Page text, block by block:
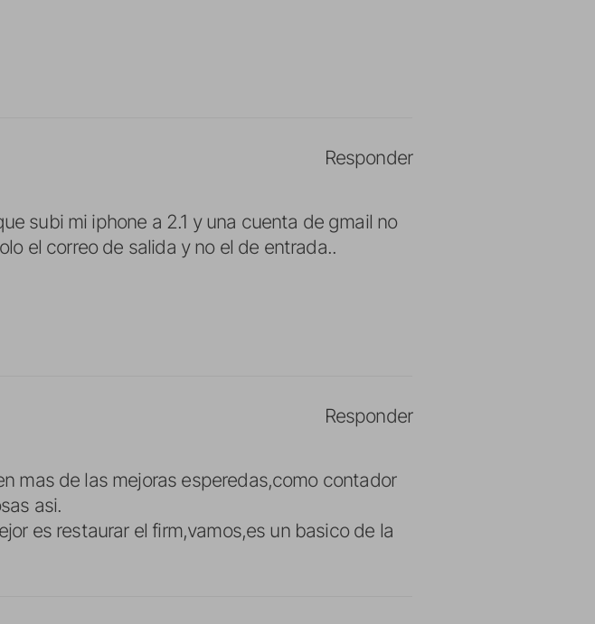
subi mi iphone a 2.1 y una cuenta de gmail no
el correo de salida y no el de entrada..
Responder
mas de las mejoras esperedas,como contador
asi.
es restaurar el firm,vamos,es un basico de la
Responder